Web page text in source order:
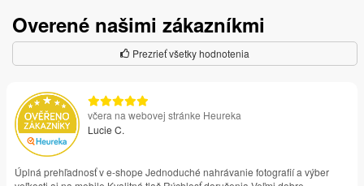
Overené našimi zákazníkmi
Prezrieť všetky hodnotenia
včera na webovej stránke Heureka
Lucie C.
Úplná prehľadnosť v e-shope Jednoduché nahrávanie fotografií a výber